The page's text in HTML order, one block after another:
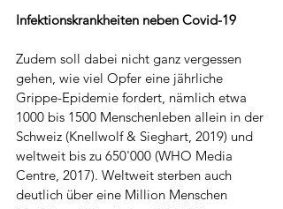
Infektionskrankheiten neben Covid-19
Zudem soll dabei nicht ganz vergessen
gehen, wie viel Opfer eine jährliche
Grippe-Epidemie fordert, nämlich etwa
1000 bis 1500 Menschenleben allein in der
Schweiz (Knellwolf & Sieghart, 2019) und
weltweit bis zu 650'000 (WHO Media
Centre, 2017). Weltweit sterben auch
deutlich über eine Million Menschen